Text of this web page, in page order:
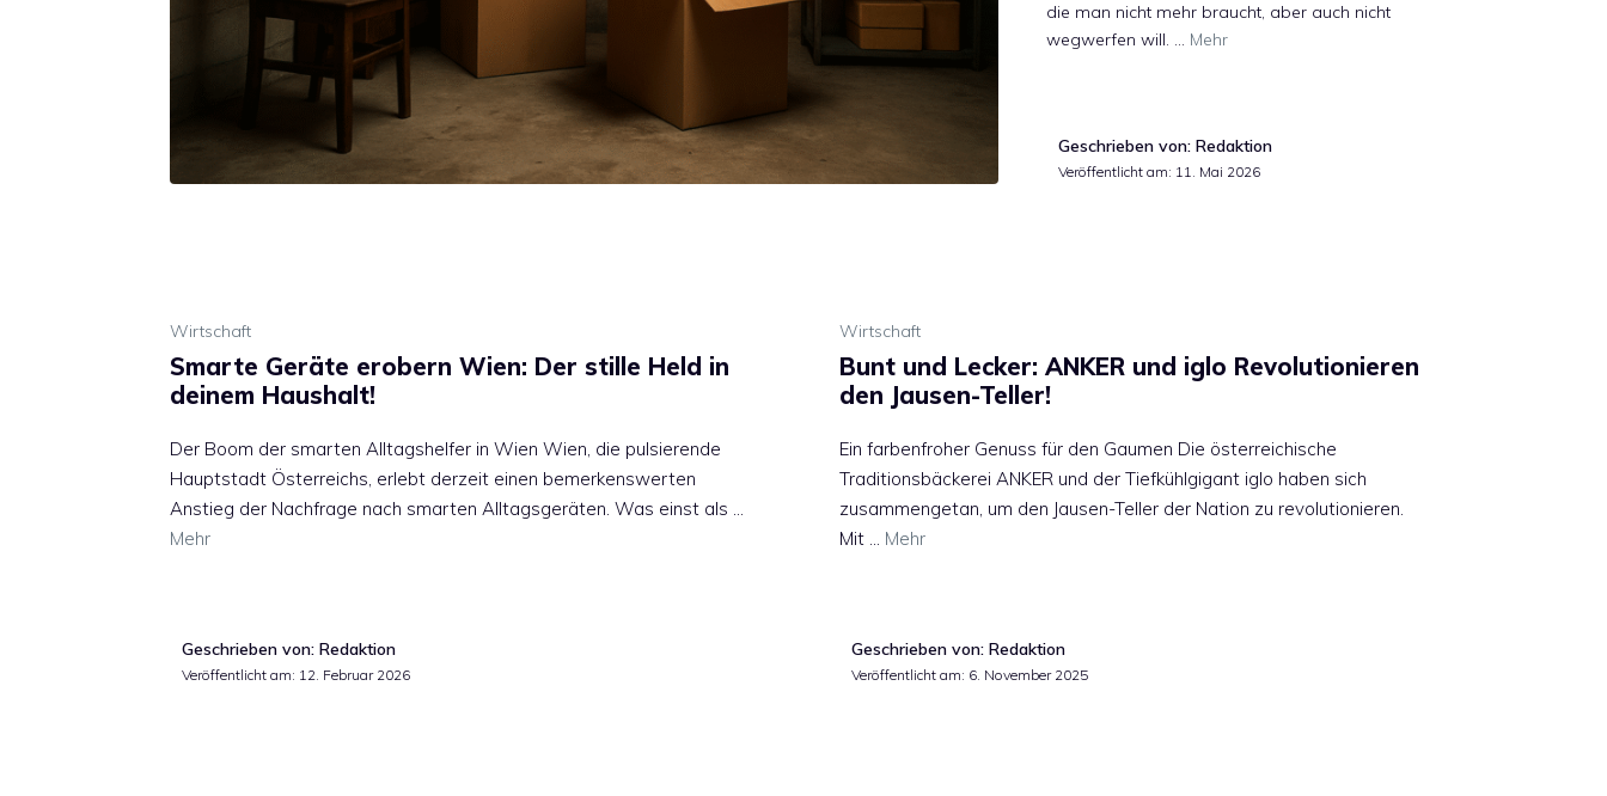
die man nicht mehr braucht, aber auch nicht
wegwerfen will. … Mehr
Geschrieben von: Redaktion
Veröffentlicht am: 11. Mai 2026
Wirtschaft
Smarte Geräte erobern Wien: Der stille Held in
deinem Haushalt!
Der Boom der smarten Alltagshelfer in Wien Wien, die pulsierende
Hauptstadt Österreichs, erlebt derzeit einen bemerkenswerten
Anstieg der Nachfrage nach smarten Alltagsgeräten. Was einst als …
Mehr
Geschrieben von: Redaktion
Veröffentlicht am: 12. Februar 2026
Wirtschaft
Bunt und Lecker: ANKER und iglo Revolutionieren
den Jausen-Teller!
Ein farbenfroher Genuss für den Gaumen Die österreichische
Traditionsbäckerei ANKER und der Tiefkühlgigant iglo haben sich
zusammengetan, um den Jausen-Teller der Nation zu revolutionieren.
Mit … Mehr
Geschrieben von: Redaktion
Veröffentlicht am: 6. November 2025